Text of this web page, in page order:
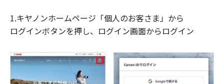
1.キヤノンホームページ「個人のお客さま」から
ログインボタンを押し、ログイン画面からログイン